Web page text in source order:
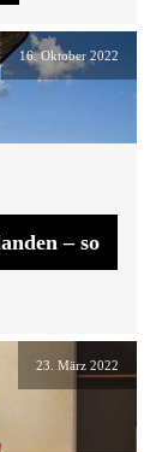
16. Oktober 2022
– so
23. März 2022